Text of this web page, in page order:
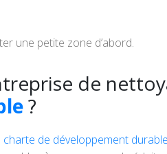
une petite zone d’abord.
de
?
de développement